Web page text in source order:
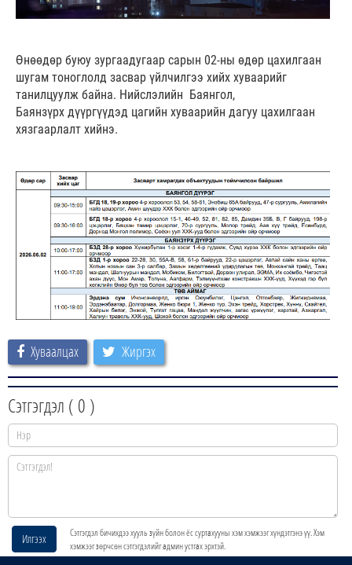
Өнөөдөр буюу зургаадугаар сарын 02-ны өдөр цахилгаан
шугам тоноглолд засвар үйлчилгээ хийх хуваарийг
танилцуулж байна. Нийслэлийн Баянгол,
Баянзүрх дүүргүүдэд цагийн хуваарийн дагуу цахилгаан
хязгаарлалт хийнэ.
Хуваалцах Жиргэх
Сэтгэгдэл ( 0 )
Илгээх
Сэтгэгдэл бичихдээ хууль зүйн болон ёс суртахууны хэм хэмжээг хүндэтгэнэ үү. Хэм
хэмжээг зөрчсөн сэтгэгдэлийг админ устгах эрхтэй.